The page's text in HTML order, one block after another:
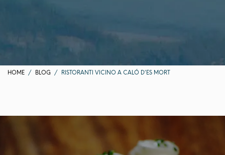
HOME BLOG RISTORANTI VICINO A CALÓ D’ES MORT